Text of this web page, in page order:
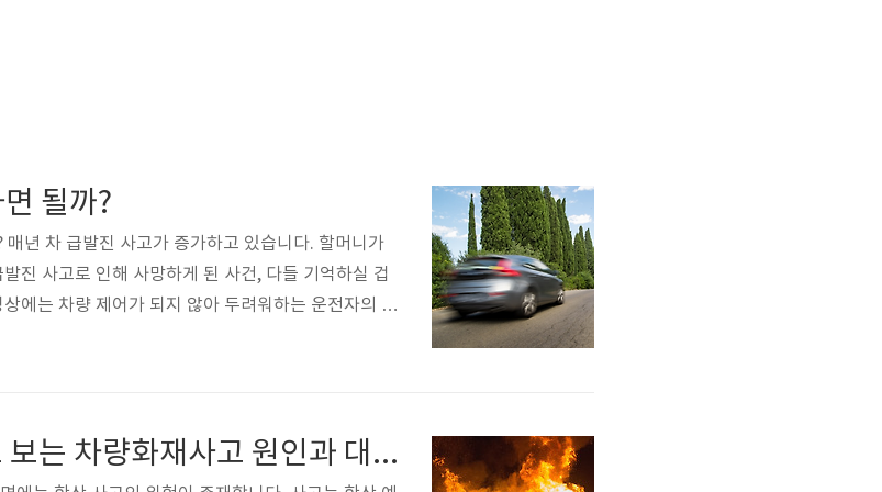
될까?
년 차 급발진 사고가 증가하고 있습니다. 할머니가
진 사고로 인해 사망하게 된 사건, 다들 기억하실 겁
에는 차량 제어가 되지 않아 두려워하는 운전자의 목
. 유족들은 차량 급발진 사고를 의심하고 있으며, 전
해 전자..
제2경인고속도로 화재로 보는 차량화재사고 원인과 대처방법 알아보기